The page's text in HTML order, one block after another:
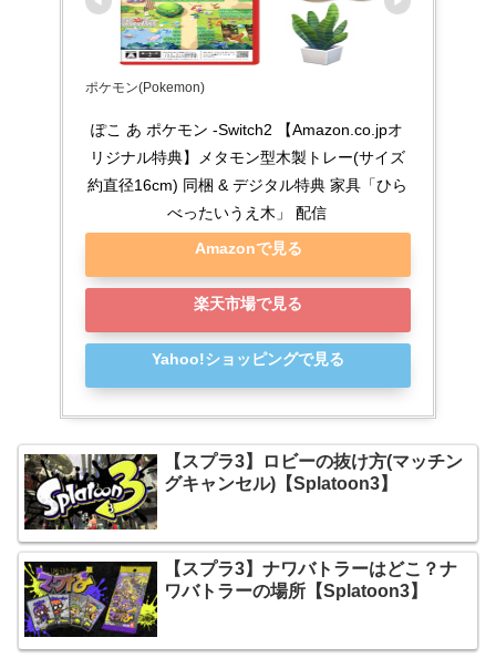
ポケモン(Pokemon)
ぽこ あ ポケモン -Switch2 【Amazon.co.jpオ
リジナル特典】メタモン型木製トレー(サイズ
約直径16cm) 同梱 & デジタル特典 家具「ひら
べったいうえ木」 配信
Amazonで見る
楽天市場で見る
Yahoo!ショッピングで見る
【スプラ3】ロビーの抜け方(マッチン
グキャンセル)【Splatoon3】
【スプラ3】ナワバトラーはどこ？ナ
ワバトラーの場所【Splatoon3】